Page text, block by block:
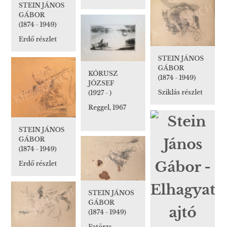
STEIN JÁNOS
GÁBOR
(1874 - 1949)
Erdő részlet
STEIN JÁNOS
GÁBOR
(1874 - 1949)
Sziklás részlet
KÓRUSZ
JÓZSEF
(1927 - )
Reggel, 1967
STEIN JÁNOS
GÁBOR
(1874 - 1949)
Erdő részlet
STEIN JÁNOS
GÁBOR
(1874 - 1949)